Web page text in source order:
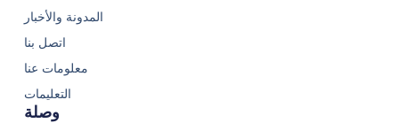
المدونة والأخبار
اتصل بنا
معلومات عنا
التعليمات
وصلة